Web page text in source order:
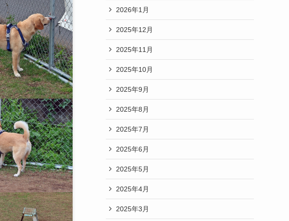
2026年1月
2025年12月
2025年11月
2025年10月
2025年9月
2025年8月
2025年7月
2025年6月
2025年5月
2025年4月
2025年3月